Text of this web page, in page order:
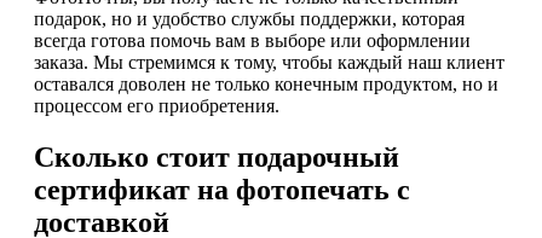
подарок, но и удобство службы поддержки, которая
всегда готова помочь вам в выборе или оформлении
заказа. Мы стремимся к тому, чтобы каждый наш клиент
оставался доволен не только конечным продуктом, но и
процессом его приобретения.
Сколько стоит подарочный
сертификат на фотопечать с
доставкой